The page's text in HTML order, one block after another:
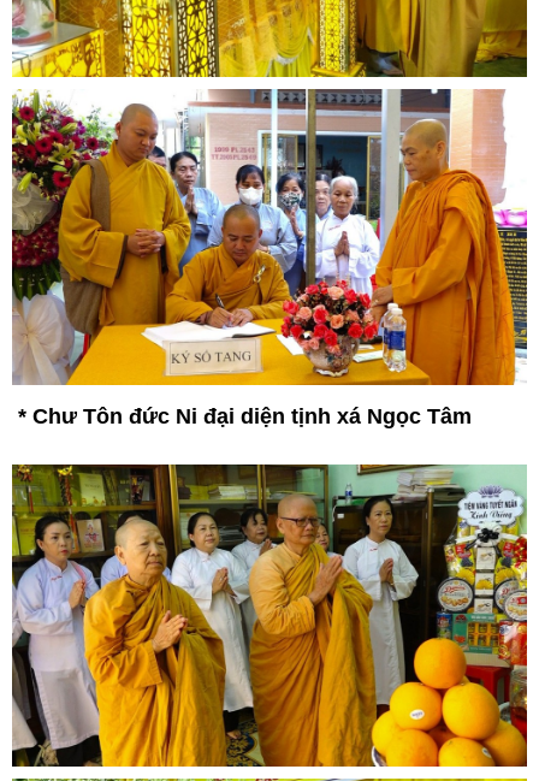
* Chư Tôn đức Ni đại diện tịnh xá Ngọc Tâm